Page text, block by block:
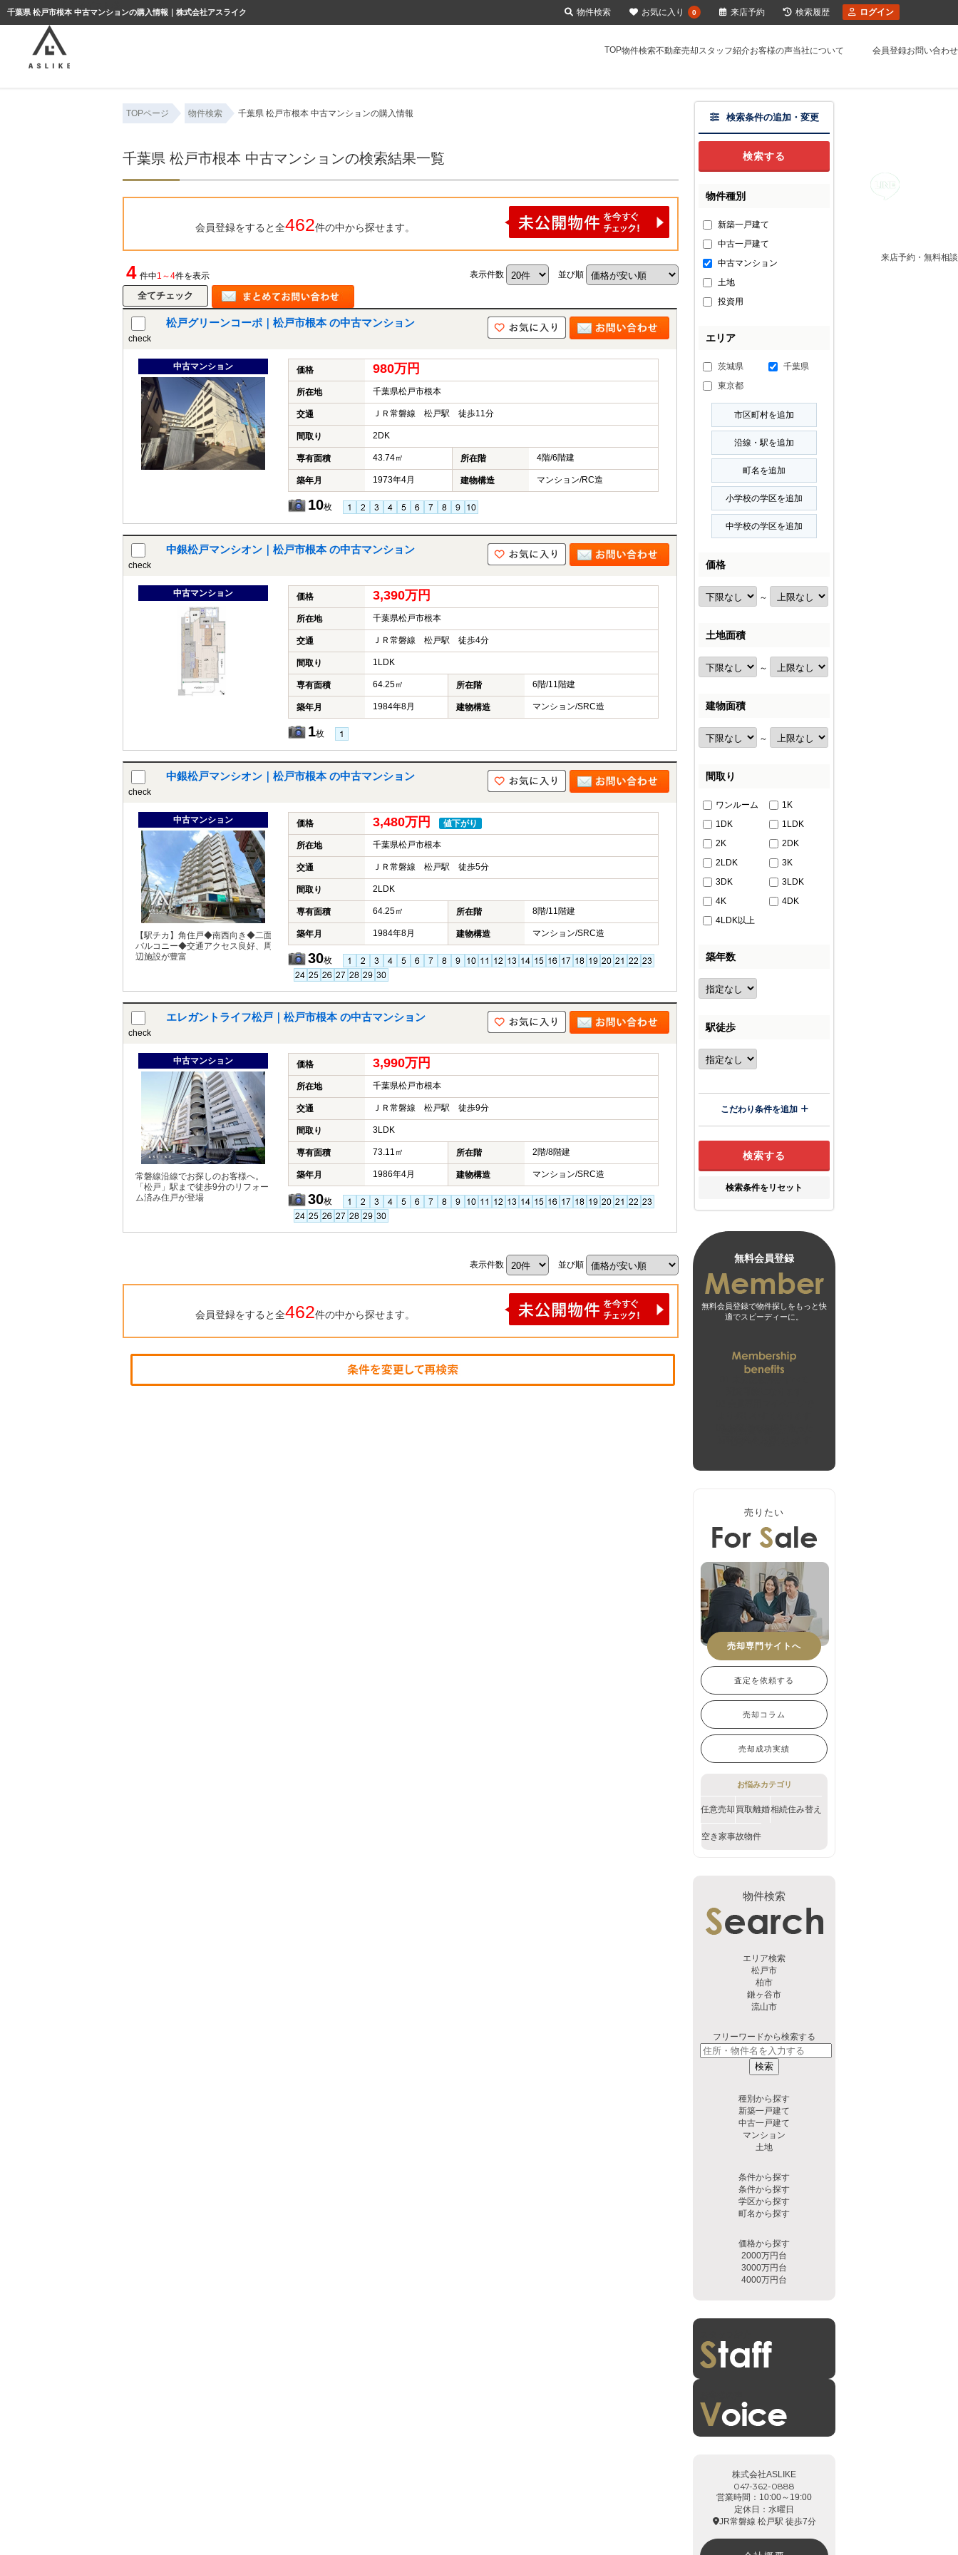
千葉県 松戸市根本 中古マンションの購入情報｜株式会社アスライク
TOP物件検索不動産売却スタッフ紹介お客様の声当社について 会員登録お問い合わせ
来店予約・無料相談
TOPページ 物件検索 千葉県 松戸市根本 中古マンションの購入情報
千葉県 松戸市根本 中古マンションの検索結果一覧
会員登録をすると全462件の中から探せます。
4 件中1～4件を表示 表示件数 並び順
check
松戸グリーンコーポ｜松戸市根本 の中古マンション
中古マンション 価格 980万円
所在地 千葉県松戸市根本
交通 ＪＲ常磐線 松戸駅 徒歩11分
間取り 2DK
専有面積 43.74㎡ 所在階 4階/6階建
築年月 1973年4月 建物構造 マンション/RC造
10枚
check
中銀松戸マンシオン｜松戸市根本 の中古マンション
中古マンション 価格 3,390万円
所在地 千葉県松戸市根本
交通 ＪＲ常磐線 松戸駅 徒歩4分
間取り 1LDK
専有面積 64.25㎡ 所在階 6階/11階建
築年月 1984年8月 建物構造 マンション/SRC造
1枚
check
中銀松戸マンシオン｜松戸市根本 の中古マンション
中古マンション
【駅チカ】角住戸◆南西向き◆二面
バルコニー◆交通アクセス良好、周
辺施設が豊富
価格 3,480万円 値下がり
所在地 千葉県松戸市根本
交通 ＪＲ常磐線 松戸駅 徒歩5分
間取り 2LDK
専有面積 64.25㎡ 所在階 8階/11階建
築年月 1984年8月 建物構造 マンション/SRC造
30枚
check
エレガントライフ松戸｜松戸市根本 の中古マンション
中古マンション
常磐線沿線でお探しのお客様へ。
「松戸」駅まで徒歩9分のリフォー
ム済み住戸が登場
価格 3,990万円
所在地 千葉県松戸市根本
交通 ＪＲ常磐線 松戸駅 徒歩9分
間取り 3LDK
専有面積 73.11㎡ 所在階 2階/8階建
築年月 1986年4月 建物構造 マンション/SRC造
30枚
表示件数 並び順
会員登録をすると全462件の中から探せます。
検索条件の追加・変更
物件種別
新築一戸建て
中古一戸建て
中古マンション
土地
投資用
エリア
茨城県
千葉県
東京都
価格
～
土地面積
～
建物面積
～
間取り
ワンルーム
1K
1DK
1LDK
2K
2DK
2LDK
3K
3DK
3LDK
4K
4DK
4LDK以上
築年数
駅徒歩
こだわり条件を追加
検索条件をリセット
無料会員登録
無料会員登録で物件探しをもっと快
適でスピーディーに。
売りたい
売却専門サイトへ
査定を依頼する
売却コラム
売却成功実績
お悩みカテゴリ
任意売却 買取離婚相続住み替え
空き家事故物件
物件検索
エリア検索
松戸市
柏市
鎌ヶ谷市
流山市
フリーワードから検索する
検索
種別から探す
新築一戸建て
中古一戸建て
マンション
土地
条件から探す
条件から探す
学区から探す
町名から探す
価格から探す
2000万円台
3000万円台
4000万円台
株式会社ASLIKE
047-362-0888
営業時間：10:00～19:00
定休日：水曜日
JR常磐線 松戸駅 徒歩7分
物件検索 お気に入り 0 来店予約 検索履歴 ログイン
ようこそゲスト様